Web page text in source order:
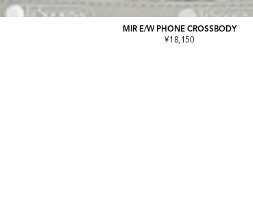
MIR E/W PHONE CROSSBODY
¥18,150